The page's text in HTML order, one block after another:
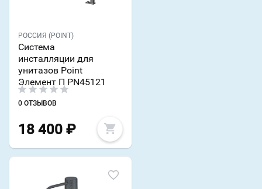
РОССИЯ (POINT)
Система
инсталляции для
унитазов Point
Элемент П PN45121
0 ОТЗЫВОВ
18 400 ₽